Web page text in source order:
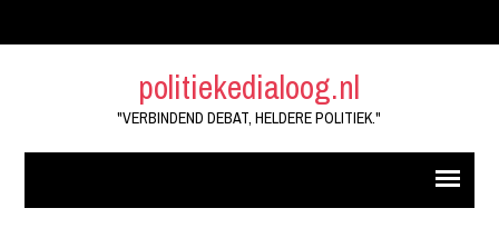
politiekedialoog.nl
"VERBINDEND DEBAT, HELDERE POLITIEK."